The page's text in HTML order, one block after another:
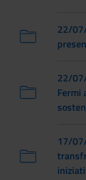
22/
22/
Fermi
17/